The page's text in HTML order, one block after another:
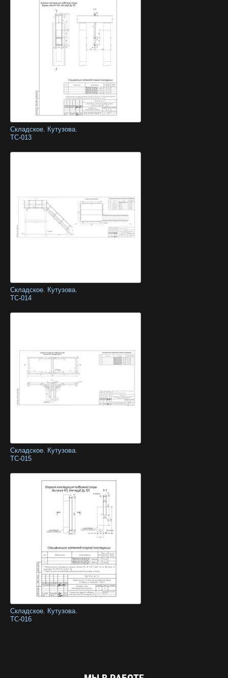
Складское. Кутузова.
ТС-013
Складское. Кутузова.
ТС-014
Складское. Кутузова.
ТС-015
Складское. Кутузова.
ТС-016